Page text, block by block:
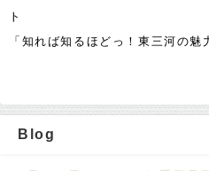
ト
「知れば知るほどっ！東三河の魅
Blog